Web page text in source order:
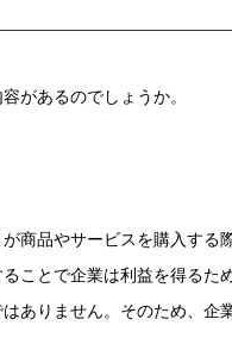
があるのでしょうか。
商品やサービスを購入する
ことで企業は利益を得るた
ありません。そのため、企